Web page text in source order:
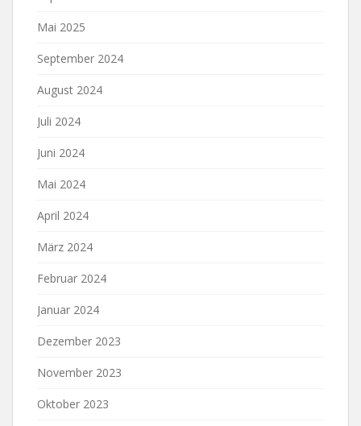
Mai 2025
September 2024
August 2024
Juli 2024
Juni 2024
Mai 2024
April 2024
März 2024
Februar 2024
Januar 2024
Dezember 2023
November 2023
Oktober 2023